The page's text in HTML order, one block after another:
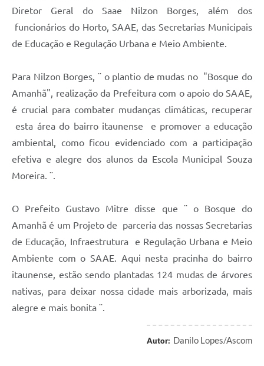
Diretor Geral do Saae Nilzon Borges, além dos
funcionários do Horto, SAAE, das Secretarias Municipais
de Educação e Regulação Urbana e Meio Ambiente.
Para Nilzon Borges, ¨ o plantio de mudas no "Bosque do
Amanhã", realização da Prefeitura com o apoio do SAAE,
é crucial para combater mudanças climáticas, recuperar
esta área do bairro itaunense e promover a educação
ambiental, como ficou evidenciado com a participação
efetiva e alegre dos alunos da Escola Municipal Souza
Moreira. ¨.
O Prefeito Gustavo Mitre disse que ¨ o Bosque do
Amanhã é um Projeto de parceria das nossas Secretarias
de Educação, Infraestrutura e Regulação Urbana e Meio
Ambiente com o SAAE. Aqui nesta pracinha do bairro
itaunense, estão sendo plantadas 124 mudas de árvores
nativas, para deixar nossa cidade mais arborizada, mais
alegre e mais bonita ¨.
Autor: Danilo Lopes/Ascom